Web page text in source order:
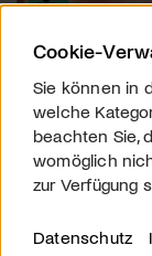
Cookie-
Sie können in
welche
beachten Sie,
womöglich
zur Verfügung
Datenschutz